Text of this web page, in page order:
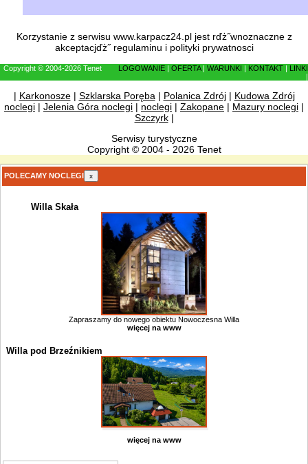
Korzystanie z serwisu www.karpacz24.pl jest rďż˝wnoznaczne z
akceptacjďż˝ regulaminu i polityki prywatnosci
Copyright © 2004-2026 Tenet LOGOWANIE OFERTA| WARUNKI KONTAKT
LINKI
| Karkonosze| Szklarska Poręba| Polanica Zdrój| Kudowa Zdrój
noclegi | Jelenia Góra noclegi | noclegi | Zakopane | Mazury noclegi |
Szczyrk|
Serwisy turystyczne
Copyright © 2004 - 2026 Tenet
POLECAMY NOCLEGI x
Willa Skała
Zapraszamy do nowego obiektu Nowoczesna Willa
więcej na www
Willa pod Brzeźnikiem
więcej na www